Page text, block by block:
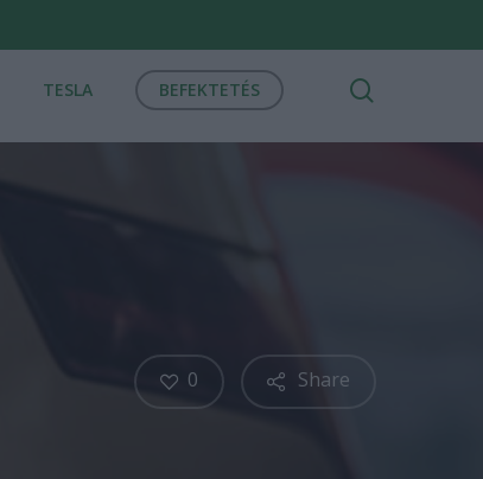
TESLA BEFEKTETÉS
Share
0